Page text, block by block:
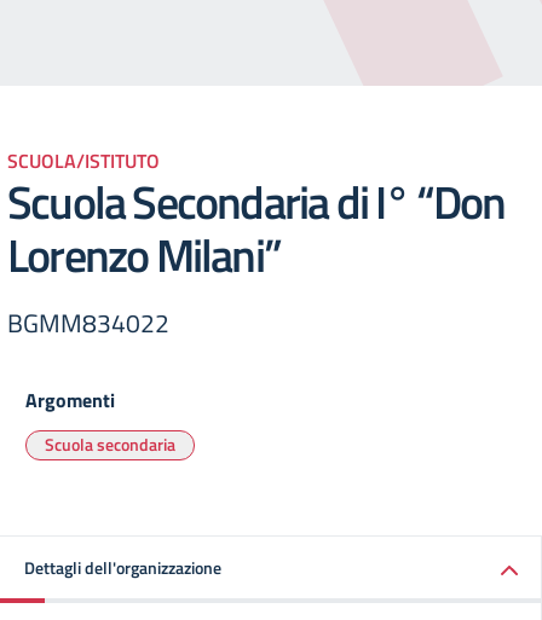
SCUOLA/ISTITUTO
Scuola Secondaria di I° “Don
Lorenzo Milani”
BGMM834022
Argomenti
Scuola secondaria
Dettagli dell'organizzazione